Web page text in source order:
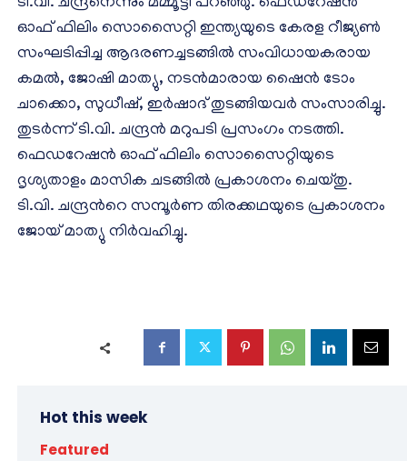
ടി.വി. ചന്ദ്രനെന്നും മമ്മൂട്ടി പറഞ്ഞു. ഫെഡറേഷന്‍
ഓഫ് ഫിലിം സൊസൈറ്റി ഇന്ത്യയുടെ കേരള റീജ്യണ്‍
സംഘടിപ്പിച്ച ആദരണച്ചടങ്ങില്‍ സംവിധായകരായ
കമല്‍, ജോഷി മാത്യു, നടന്‍മാരായ ഷൈന്‍ ടോം
ചാക്കൊ, സുധീഷ്, ഇര്‍ഷാദ് തുടങ്ങിയവര്‍ സംസാരിച്ചു.
തുടര്‍ന്ന് ടി.വി. ചന്ദ്രൻ മറുപടി പ്രസംഗം നടത്തി.
ഫെഡറേഷന്‍ ഓഫ് ഫിലിം സൊസൈറ്റിയുടെ
ദൃശ്യതാളം മാസിക ചടങ്ങില്‍ പ്രകാശനം ചെയ്തു.
ടി.വി. ചന്ദ്രന്‍റെ സമ്പൂര്‍ണ തിരക്കഥയുടെ പ്രകാശനം
ജോയ് മാത്യു നിര്‍വഹിച്ചു.
Hot this week
Featured